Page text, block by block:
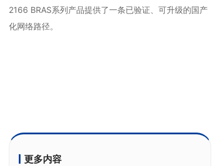
2166 BRAS系列产品提供了一条已验证、可升级的国产
化网络路径。
更多内容